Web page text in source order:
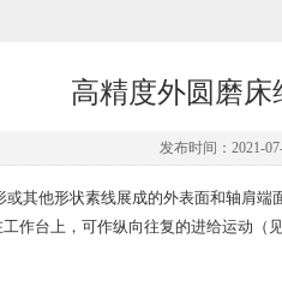
高精度外圆磨床
发布时间：2021-
或其他形状素线展成的外表面和轴肩
作台上，可作纵向往复的进给运动（